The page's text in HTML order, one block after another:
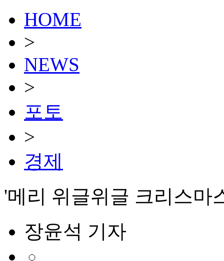
HOME
>
NEWS
>
포토
>
경제
'메리 위글위글 크리스마
장윤석 기자